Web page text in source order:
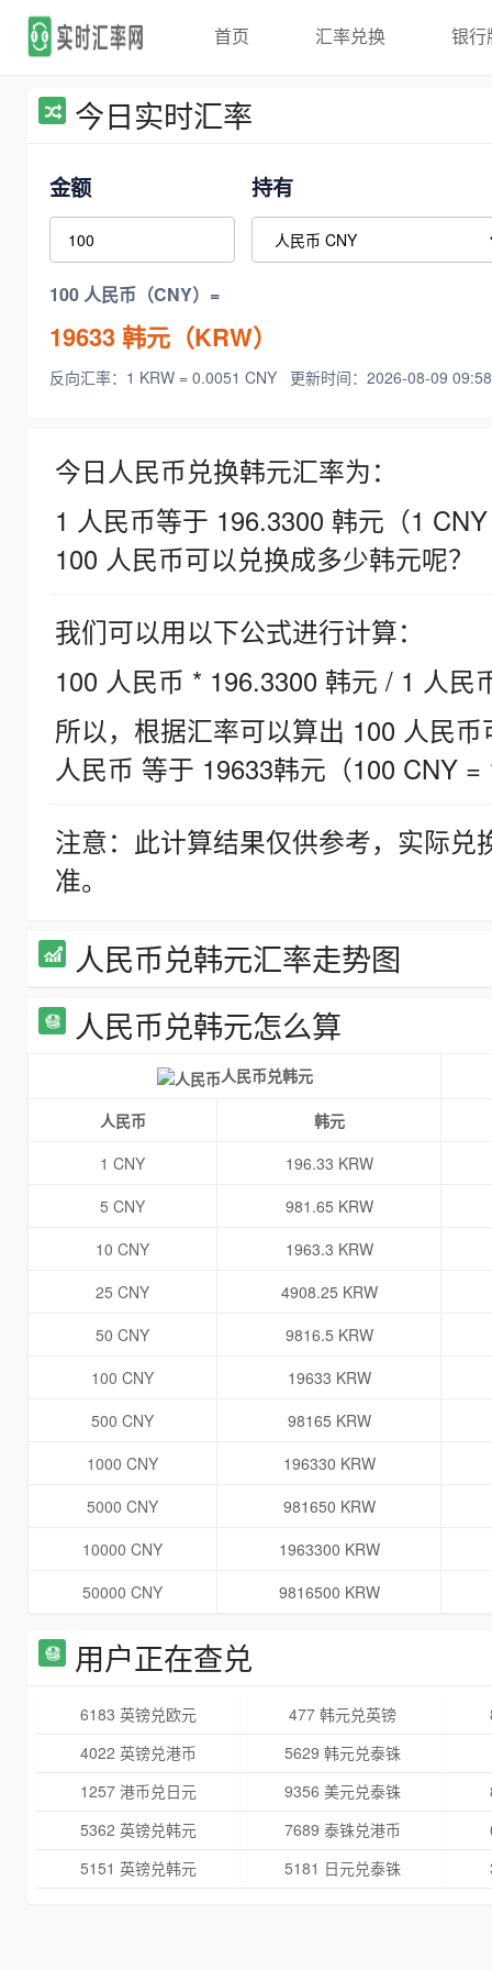
首页 汇率兑换 银行
今日实时汇率
金额 持有
100 人民币（CNY）=
19633韩元（KRW）
反向汇率：1 KRW = 0.0051 CNY 更新时间：2026-08-09
今日人民币兑换韩元汇率为：
1 人民币等于 196.3300 韩元（1
100 人民币可以兑换成多少韩元呢？
我们可以用以下公式进行计算：
100 人民币 * 196.3300 韩元 / 1 人民
所以，根据汇率可以算出 100 人民
人民币 等于 19633韩元（100 CNY =
注意：此计算结果仅供参考，实际
准。
人民币兑韩元汇率走势图
人民币兑韩元怎么算
人民币兑韩元
人民币
韩元
1 CNY
196.33 KRW
5 CNY
981.65 KRW
10 CNY
1963.3 KRW
25 CNY
4908.25 KRW
50 CNY
9816.5 KRW
100 CNY
19633 KRW
500 CNY
98165 KRW
1000 CNY
196330 KRW
5000 CNY
981650 KRW
10000 CNY
1963300 KRW
50000 CNY
9816500 KRW
用户正在查兑
6183 英镑兑欧元 477 韩元兑英镑
4022 英镑兑港币
5629 韩元兑泰铢
1257 港币兑日元
9356 美元兑泰铢
5362 英镑兑韩元
7689 泰铢兑港币
5151 英镑兑韩元
5181 日元兑泰铢